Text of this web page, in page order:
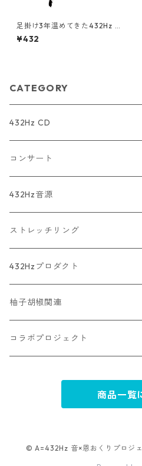
足掛け3年温めてきた432Hz P
iasnit KUNIKOのNewシング
ル【 龍神-Ryuujin-】
¥432
CATEGORY
432Hz CD
コンサート
432Hz音源
ストレッチリング
432Hzプロダクト
柚子胡椒関連
コラボプロジェクト
商品一覧
© A=432Hz 音×恩おくりプロジ